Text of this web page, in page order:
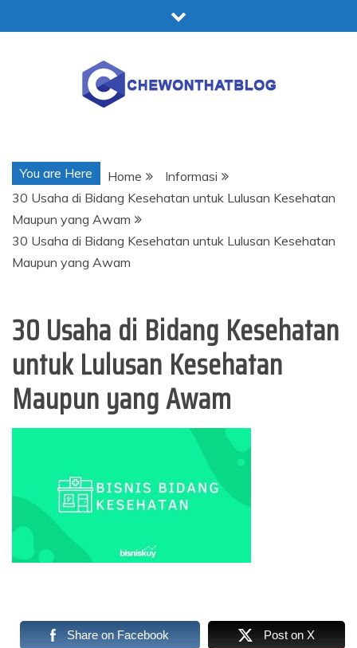
to
You are Here Home
Informasi
30 Usaha di Bidang Kesehatan untuk Lulusan Kesehatan
Maupun yang Awam
30 Usaha di Bidang Kesehatan untuk Lulusan Kesehatan
Maupun yang Awam
30 Usaha di Bidang Kesehatan
untuk Lulusan Kesehatan
Maupun yang Awam
Share on Facebook Post on X